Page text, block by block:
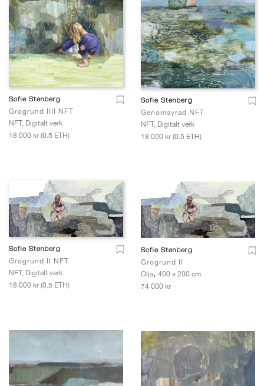
Sofie Stenberg
Grogrund IIII NFT
NFT, Digitalt verk
18 000 kr (0.5 ETH)
Sofie Stenberg
Genomsyrad NFT
NFT, Digitalt verk
18 000 kr (0.5 ETH)
Sofie Stenberg
Grogrund II NFT
NFT, Digitalt verk
18 000 kr (0.5 ETH)
Sofie Stenberg
Grogrund II
Olja, 400 x 200 cm
74 000 kr